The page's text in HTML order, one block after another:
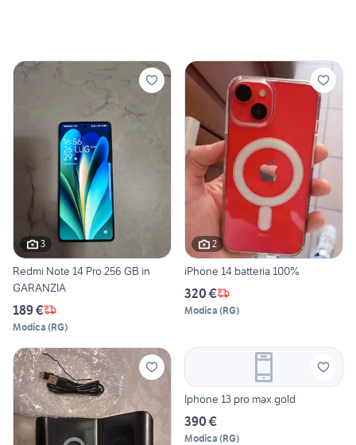
3
Redmi Note 14 Pro 256 GB in
GARANZIA
189 €
Modica (RG)
2
iPhone 14 batteria 100%
320 €
Modica (RG)
Iphone 13 pro max gold
390 €
Modica (RG)